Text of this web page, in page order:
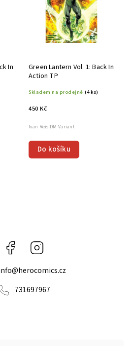
In
Green Lantern Vol. 1: Back In
Action TP
Skladem na prodejně (4 ks)
450 Kč
Do košíku
Ivan Reis DM Variant
Facebook
@herocomics.cz
731697967